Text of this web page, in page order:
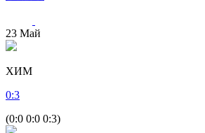
23 Май
ХИМ
0:3
(0:0 0:0 0:3)